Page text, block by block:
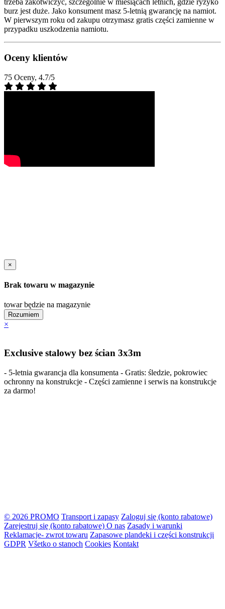
trzeba zakotwiczyć, szczególnie w miesiącach letnich, gdzie ryzyko
burz jest duże. Jako konsument masz 5-letnią gwarancję na namiot.
W pierwszym roku od zakupu otrzymasz gratis części zamienne w
przypadku uszkodzenia namiotu.
Oceny klientów
75 Oceny, 4.7/5
×
Brak towaru w magazynie
towar będzie na magazynie
Rozumiem
×
Exclusive stalowy bez ścian 3x3m
- 5-letnia gwarancja dla konsumenta - Gratis: śledzie, pokrowiec
ochronny na konstrukcje - Części zamienne i serwis na konstrukcje
za darmo!
© 2026 PROMO Transport i zapasy Zaloguj się (konto rabatowe)
Zarejestruj się (konto rabatowe) O nas Zasady i warunki
Reklamacje- zwrot towaru Zapasowe plandeki i części konstrukcji
GDPR Všetko o stanoch Cookies Kontakt